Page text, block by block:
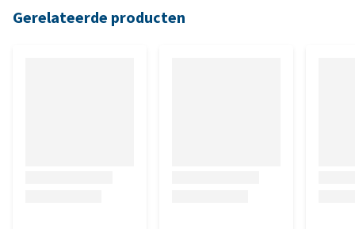
Gerelateerde producten